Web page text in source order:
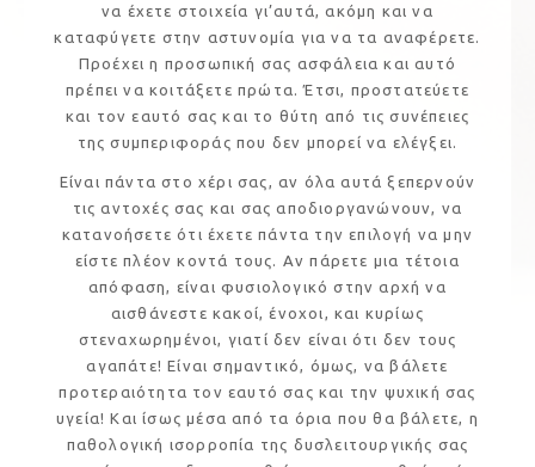
να έχετε στοιχεία γι’αυτά, ακόμη και να
καταφύγετε στην αστυνομία για να τα αναφέρετε.
Προέχει η προσωπική σας ασφάλεια και αυτό
πρέπει να κοιτάξετε πρώτα. Έτσι, προστατεύετε
και τον εαυτό σας και το θύτη από τις συνέπειες
της συμπεριφοράς που δεν μπορεί να ελέγξει.
Είναι πάντα στο χέρι σας, αν όλα αυτά ξεπερνούν
τις αντοχές σας και σας αποδιοργανώνουν, να
κατανοήσετε ότι έχετε πάντα την επιλογή να μην
είστε πλέον κοντά τους. Αν πάρετε μια τέτοια
απόφαση, είναι φυσιολογικό στην αρχή να
αισθάνεστε κακοί, ένοχοι, και κυρίως
στεναχωρημένοι, γιατί δεν είναι ότι δεν τους
αγαπάτε! Είναι σημαντικό, όμως, να βάλετε
προτεραιότητα τον εαυτό σας και την ψυχική σας
υγεία! Και ίσως μέσα από τα όρια που θα βάλετε, η
παθολογική ισορροπία της δυσλειτουργικής σας